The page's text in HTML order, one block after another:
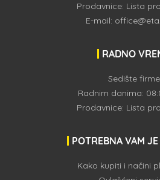
Prodavnice: Lista
E-mail:
RADNO
Sedište
Radnim danima:
Prodavnice: Lista
POTREBNA VAM
Kako kupiti i načini